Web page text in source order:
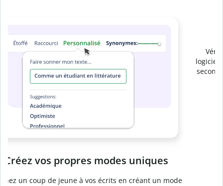
Vérifiez que vos écrits sont 100 % les vôtres grâce au
logiciel anti-plagiat. Analysez votre document en quelques
secondes et identifiez les citations manquantes dans plus
de 100 langues.